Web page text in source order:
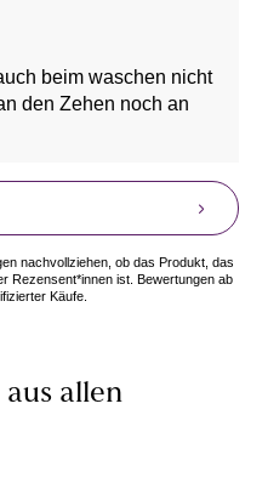
beim waschen nicht
den Zehen noch an
nachvollziehen, ob das Produkt, das
Rezensent*innen ist. Bewertungen ab
Käufe.
allen